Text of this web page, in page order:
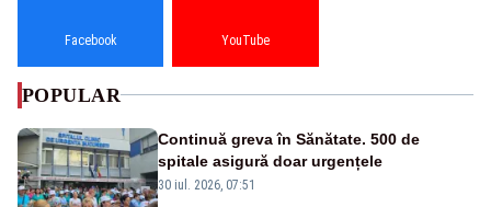
Facebook YouTube
POPULAR
Continuă greva în Sănătate. 500 de
spitale asigură doar urgențele
30 iul. 2026, 07:51